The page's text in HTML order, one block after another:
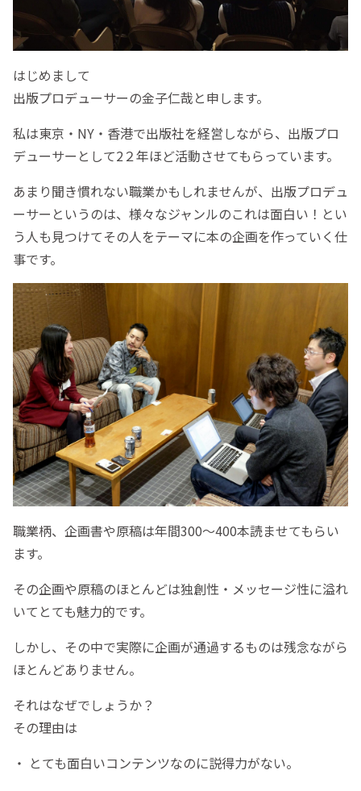
はじめまして
出版プロデューサーの金子仁哉と申します。
私は東京・NY・香港で出版社を経営しながら、出版プロ
デューサーとして2２年ほど活動させてもらっています。
あまり聞き慣れない職業かもしれませんが、出版プロデュ
ーサーというのは、様々なジャンルのこれは面白い！とい
う人も見つけてその人をテーマに本の企画を作っていく仕
事です。
職業柄、企画書や原稿は年間300〜400本読ませてもらい
ます。
その企画や原稿のほとんどは独創性・メッセージ性に溢れ
いてとても魅力的です。
しかし、その中で実際に企画が通過するものは残念ながら
ほとんどありません。
それはなぜでしょうか？
その理由は
・ とても面白いコンテンツなのに説得力がない。